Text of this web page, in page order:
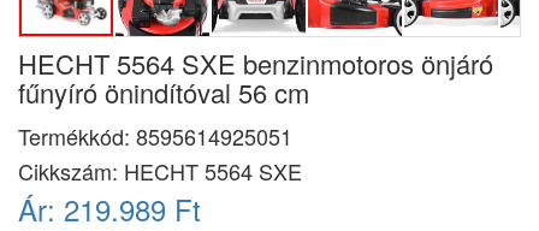
HECHT 5564 SXE benzinmotoros önjáró
fűnyíró önindítóval 56 cm
Termékkód: 8595614925051
Cikkszám: HECHT 5564 SXE
Ár: 219.989 Ft